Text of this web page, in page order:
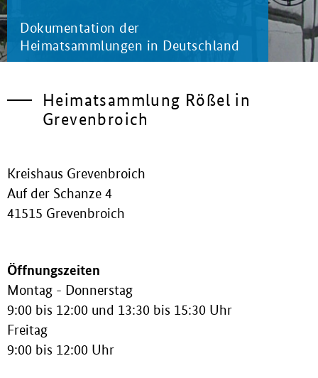
Dokumentation der
Heimatsammlungen in Deutschland
Heimatsammlung Rößel in
Grevenbroich
Kreishaus Grevenbroich
Auf der Schanze 4
41515 Grevenbroich
Öffnungszeiten
Montag - Donnerstag
9:00 bis 12:00 und 13:30 bis 15:30 Uhr
Freitag
9:00 bis 12:00 Uhr